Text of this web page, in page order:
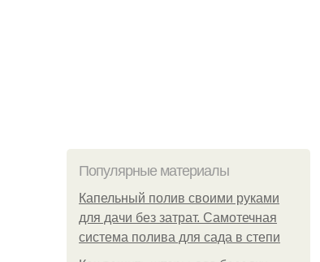
Популярные материалы
Капельный полив своими руками
для дачи без затрат. Самотечная
система полива для сада в степи